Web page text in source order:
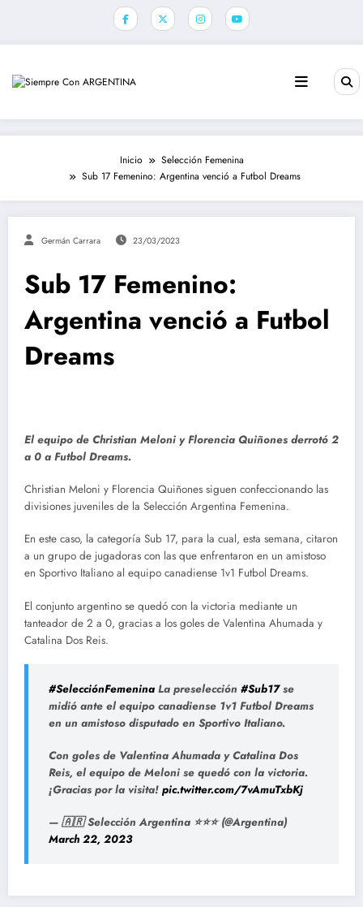
Inicio
Selección Femenina
Sub 17 Femenino: Argentina venció a Futbol Dreams
Germán Carrara 23/03/2023
Sub 17 Femenino:
Argentina venció a Futbol
Dreams
El equipo de Christian Meloni y Florencia Quiñones derrotó 2
a 0 a Futbol Dreams.
Christian Meloni y Florencia Quiñones siguen confeccionando las
divisiones juveniles de la Selección Argentina Femenina.
En este caso, la categoría Sub 17, para la cual, esta semana, citaron
a un grupo de jugadoras con las que enfrentaron en un amistoso
en Sportivo Italiano al equipo canadiense 1v1 Futbol Dreams.
El conjunto argentino se quedó con la victoria mediante un
tanteador de 2 a 0, gracias a los goles de Valentina Ahumada y
Catalina Dos Reis.
#SelecciónFemenina La preselección #Sub17se
midió ante el equipo canadiense 1v1 Futbol Dreams
en un amistoso disputado en Sportivo Italiano.
Con goles de Valentina Ahumada y Catalina Dos
Reis, el equipo de Meloni se quedó con la victoria.
¡Gracias por la visita! pic.twitter.com/7vAmuTxbKj
— 🇦🇷 Selección Argentina ⭐⭐⭐ (@Argentina)
March 22, 2023